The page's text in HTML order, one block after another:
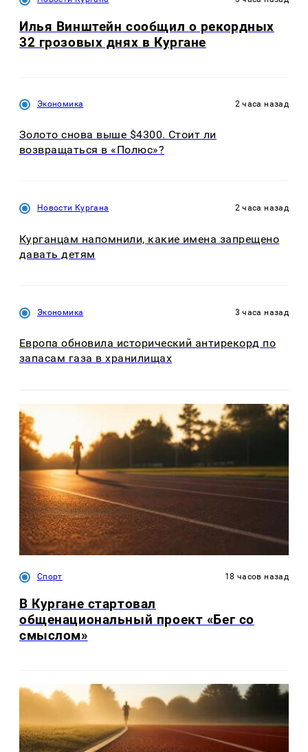
Илья Винштейн сообщил о рекордных
32 грозовых днях в Кургане
Экономика 2 часа назад
Золото снова выше $4300. Стоит ли
возвращаться в «Полюс»?
Новости Кургана 2 часа назад
Курганцам напомнили, какие имена запрещено
давать детям
Экономика 3 часа назад
Европа обновила исторический антирекорд по
запасам газа в хранилищах
Спорт 18 часов назад
В Кургане стартовал
общенациональный проект «Бег со
смыслом»